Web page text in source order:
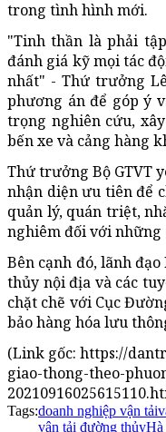
trong tình hình mới.
"Tinh thần là phải
đánh giá kỹ mọi tác
nhất" - Thứ trưởng
phương án để góp ý
trọng nghiên cứu,
bến xe và cảng hàng
Thứ trưởng Bộ GTVT
nhận diện ưu tiên để
quản lý, quán triệt,
nghiêm đối với những
Bên cạnh đó, lãnh
thủy nội địa và các
chặt chẽ với Cục
bảo hàng hóa lưu
(Link gốc: https://
giao-thong-theo-
Tags:doanh nghiệp vận tải
vận tải đường thủy